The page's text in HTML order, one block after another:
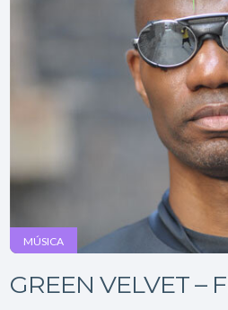
MÚSICA
GREEN VELVET –